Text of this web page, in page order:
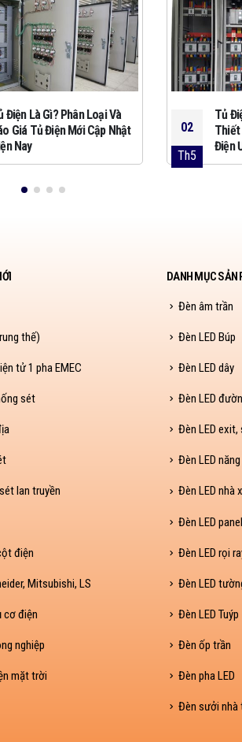
Điện Là Gì? Phân Loại Và
Giá Tủ Điện Mới Cập Nhật
Nay
02
Th5
Tủ
Thiết
Điện
thế)
tử 1 pha EMEC
sét
lan truyền
điện
Mitsubishi, LS
cơ điện
nghiệp
mặt trời
DANH MỤC SẢN
Đèn âm trần
Đèn LED Búp
Đèn LED dây
Đèn LED
Đèn LED exit,
Đèn LED
Đèn LED nhà
Đèn LED
Đèn LED rọi
Đèn LED
Đèn LED Tuýp
Đèn ốp trần
Đèn pha LED
Đèn sưởi nhà